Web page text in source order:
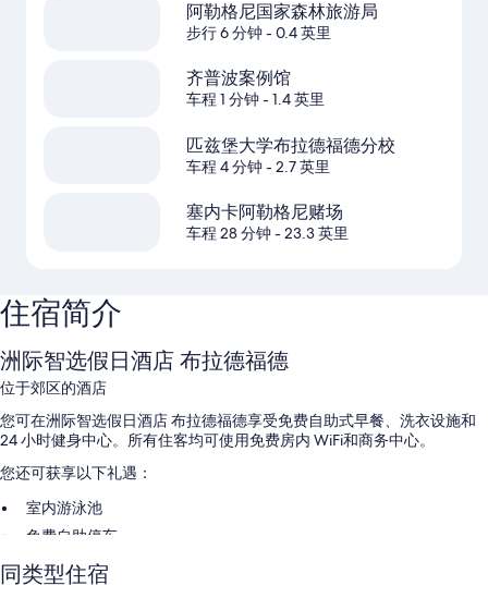
阿勒格尼国家森林旅游局
步行 6 分钟- 0.4 英里
齐普波案例馆
车程 1 分钟- 1.4 英里
匹兹堡大学布拉德福德分校
车程 4 分钟- 2.7 英里
塞内卡阿勒格尼赌场
车程 28 分钟- 23.3 英里
住宿简介
洲际智选假日酒店 布拉德福德
位于郊区的酒店
您可在洲际智选假日酒店 布拉德福德享受免费自助式早餐、洗衣设施和
24 小时健身中心。所有住客均可使用免费房内 WiFi和商务中心。
您还可获享以下礼遇：
室内游泳池
免费自助停车
大堂咖啡/茶、前台保险箱和24 小时前台服务
同类型住宿